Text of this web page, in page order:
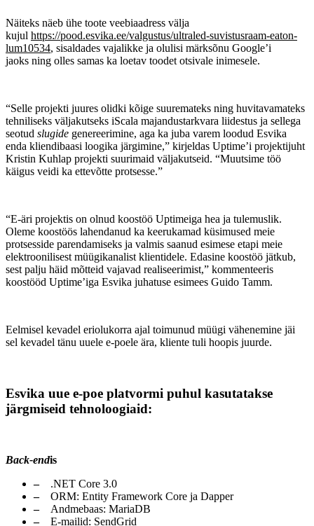
Näiteks näeb ühe toote veebiaadress välja
kujul https://pood.esvika.ee/valgustus/ultraled-suvistusraam-eaton-
lum10534, sisaldades vajalikke ja olulisi märksõnu Google’i
jaoks ning olles samas ka loetav toodet otsivale inimesele.
“Selle projekti juures olidki kõige suuremateks ning huvitavamateks
tehniliseks väljakutseks iScala majandustarkvara liidestus ja sellega
seotud slugide genereerimine, aga ka juba varem loodud Esvika
enda kliendibaasi loogika järgimine,” kirjeldas Uptime’i projektijuht
Kristin Kuhlap projekti suurimaid väljakutseid. “Muutsime töö
käigus veidi ka ettevõtte protsesse.”
“E-äri projektis on olnud koostöö Uptimeiga hea ja tulemuslik.
Oleme koostöös lahendanud ka keerukamad küsimused meie
protsesside parendamiseks ja valmis saanud esimese etapi meie
elektroonilisest müügikanalist klientidele. Edasine koostöö jätkub,
sest palju häid mõtteid vajavad realiseerimist,” kommenteeris
koostööd Uptime’iga Esvika juhatuse esimees Guido Tamm.
Eelmisel kevadel eriolukorra ajal toimunud müügi vähenemine jäi
sel kevadel tänu uuele e-poele ära, kliente tuli hoopis juurde.
Esvika uue e-poe platvormi puhul kasutatakse
järgmiseid tehnoloogiaid:
Back-endis
.NET Core 3.0
ORM: Entity Framework Core ja Dapper
Andmebaas: MariaDB
E-mailid: SendGrid